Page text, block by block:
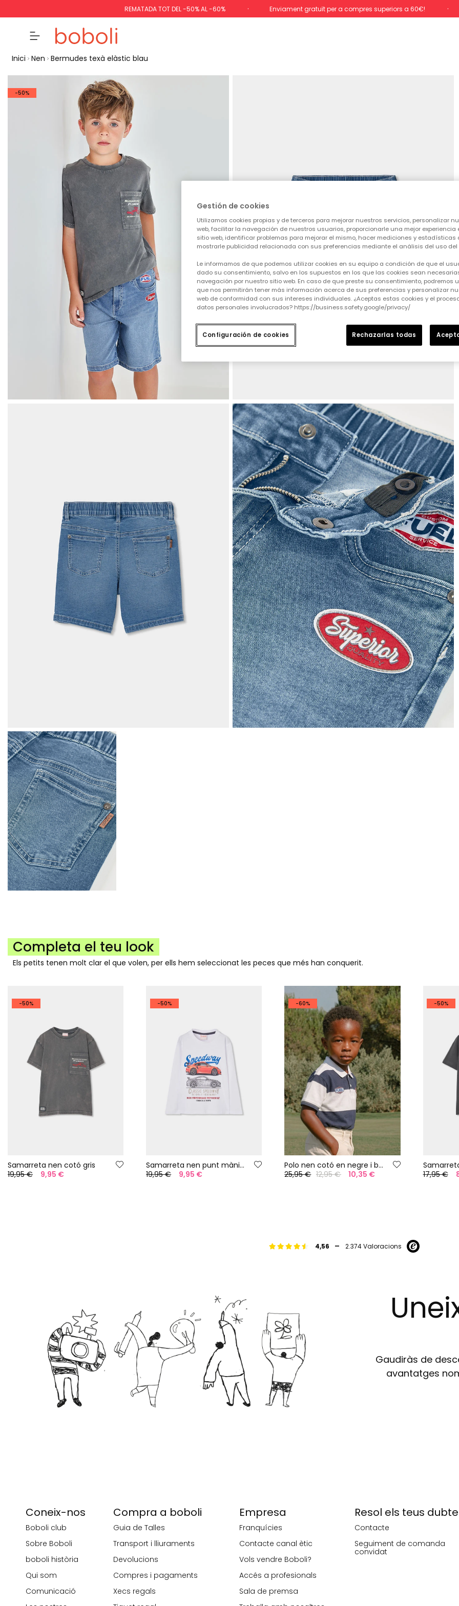
REMATADA TOT DEL -50% AL -60% Enviament gratuït per a compres superiors a 60€!
Inici Nen Bermudes texà elàstic blau
-50%
Completa el teu look
Els petits tenen molt clar el que volen, per ells hem seleccionat les peces que més han conquerit.
-50%
Samarreta nen cotó gris
19,95 €
9,95 €
-50%
Samarreta nen punt màniga llarga cotó blanc
19,95 €
9,95 €
-60%
Polo nen cotó en negre i blanc
25,95 € 12,95 € 10,35 €
-50%
17,95 €
4,56 - 2.374 Valoracions
Gaudiràs de
avantatges
Coneix-nos
Boboli club
Sobre Boboli
boboli història
Qui som
Comunicació
Compra a boboli
Guia de Talles
Transport i lliuraments
Devolucions
Compres i pagaments
Xecs regals
Empresa
Franquícies
Contacte canal ètic
Vols vendre Boboli?
Accés a profesionals
Sala de premsa
Resol els teus
Contacte
Seguiment de comanda
convidat
Gestión de cookies
Utilizamos cookies propias y de terceros para mejorar nuestros servicios, personalizar
web, facilitar la navegación de nuestros usuarios, proporcionarle una mejor experiencia
sitio web, identificar problemas para mejorar el mismo, hacer mediciones y estadísticas
mostrarle publicidad relacionada con sus preferencias mediante el análisis del uso del
Le informamos de que podemos utilizar cookies en su equipo a condición de que el
dado su consentimiento, salvo en los supuestos en los que las cookies sean
navegación por nuestro sitio web. En caso de que preste su consentimiento, podremos
que nos permitirán tener más información acerca de sus preferencias y personalizar
web de conformidad con sus intereses individuales. ¿Aceptas estas cookies y el
datos personales involucrados? https://business.safety.google/privacy/
Configuración de cookies Rechazarlas todas